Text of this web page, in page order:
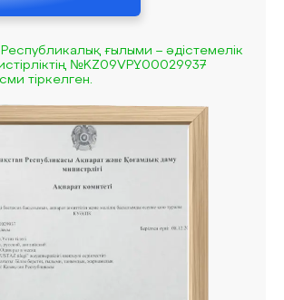
ғылыми – әдістемелік
№KZ09VPY00029937
тіркелген.